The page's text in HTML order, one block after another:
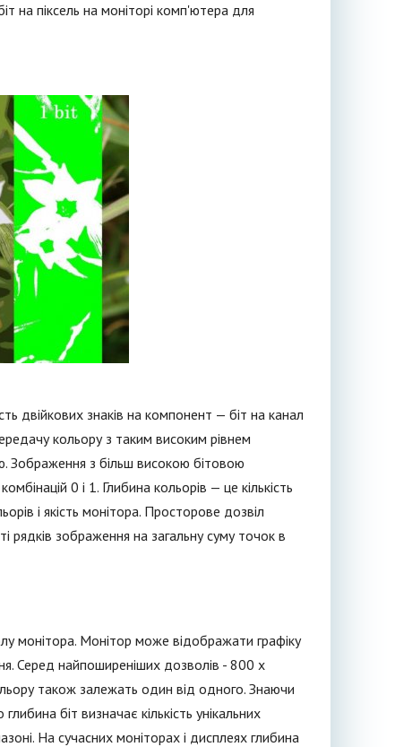
на піксель на моніторі комп'ютера для
двійкових знаків на компонент — біт на канал
кольору з таким високим рівнем
Зображення з більш високою бітовою
0 і 1. Глибина кольорів — це кількість
і якість монітора. Просторове дозвіл
рядків зображення на загальну суму точок в
монітора. Монітор може відображати графіку
Серед найпоширеніших дозволів - 800 x
також залежать один від одного. Знаючи
біт визначає кількість унікальних
На сучасних моніторах і дисплеях глибина